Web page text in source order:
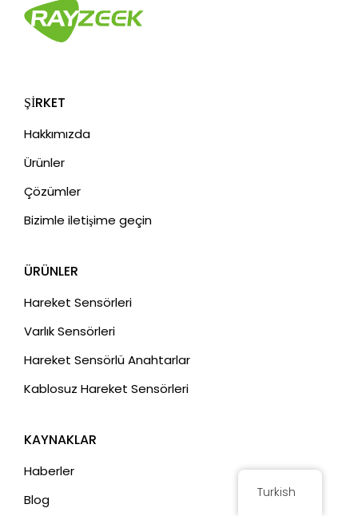
ŞIRKET
Hakkımızda
Ürünler
Çözümler
Bizimle iletişime geçin
ÜRÜNLER
Hareket Sensörleri
Varlık Sensörleri
Hareket Sensörlü Anahtarlar
Kablosuz Hareket Sensörleri
KAYNAKLAR
Haberler
Blog
Turkish